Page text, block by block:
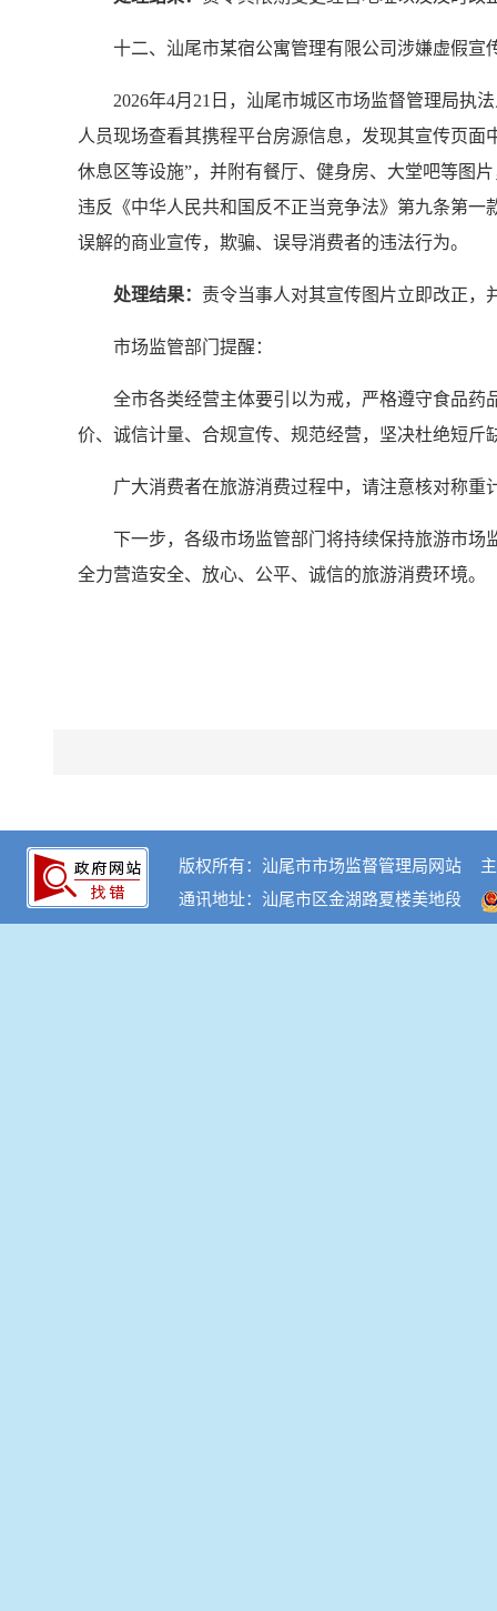
十二、汕尾市某宿公寓管理有限公司涉嫌虚假宣
2026年4月21日，汕尾市城区市场监督管理局执
人员现场查看其携程平台房源信息，发现其宣传页
休息区等设施”，并附有餐厅、健身房、大堂吧等图
违反《中华人民共和国反不正当竞争法》第九条第
误解的商业宣传，欺骗、误导消费者的违法行为。
处理结果： 责令当事人对其宣传图片立即改正，
市场监管部门提醒：
全市各类经营主体要引以为戒，严格遵守食品
价、诚信计量、合规宣传、规范经营，坚决杜绝短
广大消费者在旅游消费过程中，请注意核对称重
下一步，各级市场监管部门将持续保持旅游市
全力营造安全、放心、公平、诚信的旅游消费环境。
版权所有：汕尾市市场监督管理局网站
通讯地址：汕尾市区金湖路夏楼美地段